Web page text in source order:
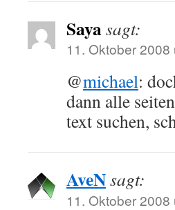
Sayasagt:
11. Oktober
@michael:
dann alle
text suchen,
AveNsagt:
11. Oktober